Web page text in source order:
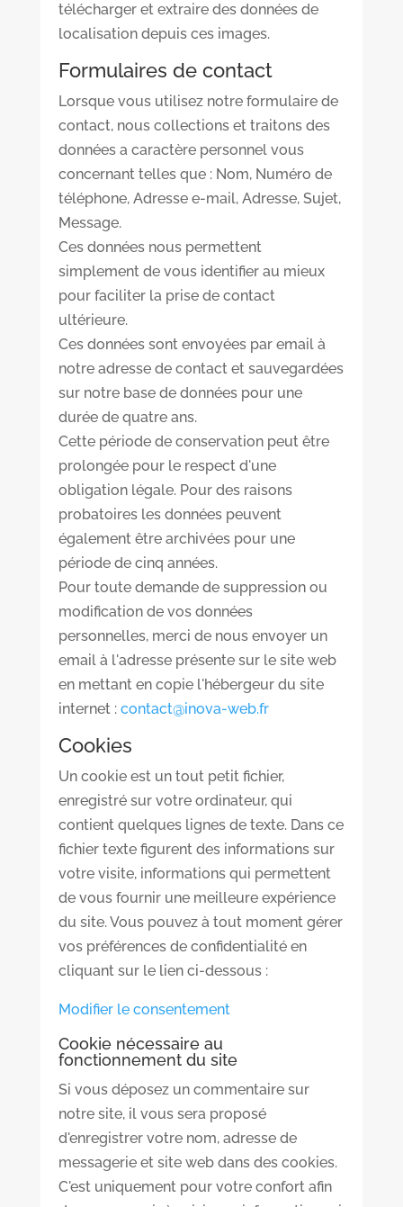
télécharger et extraire des données de
localisation depuis ces images.
Formulaires de contact
Lorsque vous utilisez notre formulaire de
contact, nous collections et traitons des
données a caractère personnel vous
concernant telles que : Nom, Numéro de
téléphone, Adresse e-mail, Adresse, Sujet,
Message.
Ces données nous permettent
simplement de vous identifier au mieux
pour faciliter la prise de contact
ultérieure.
Ces données sont envoyées par email à
notre adresse de contact et sauvegardées
sur notre base de données pour une
durée de quatre ans.
Cette période de conservation peut être
prolongée pour le respect d'une
obligation légale. Pour des raisons
probatoires les données peuvent
également être archivées pour une
période de cinq années.
Pour toute demande de suppression ou
modification de vos données
personnelles, merci de nous envoyer un
email à l'adresse présente sur le site web
en mettant en copie l'hébergeur du site
internet : contact@inova-web.fr
Cookies
Un cookie est un tout petit fichier,
enregistré sur votre ordinateur, qui
contient quelques lignes de texte. Dans ce
fichier texte figurent des informations sur
votre visite, informations qui permettent
de vous fournir une meilleure expérience
du site. Vous pouvez à tout moment gérer
vos préférences de confidentialité en
cliquant sur le lien ci-dessous :
Modifier le consentement
Cookie nécessaire au
fonctionnement du site
Si vous déposez un commentaire sur
notre site, il vous sera proposé
d'enregistrer votre nom, adresse de
messagerie et site web dans des cookies.
C'est uniquement pour votre confort afin